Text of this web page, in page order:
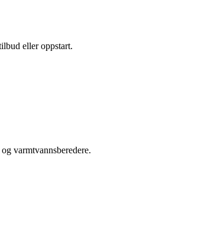
eller oppstart.
varmtvannsberedere.